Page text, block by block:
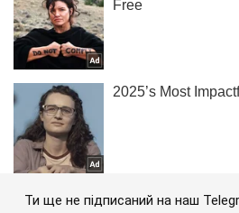
Ти ще не підписаний на наш